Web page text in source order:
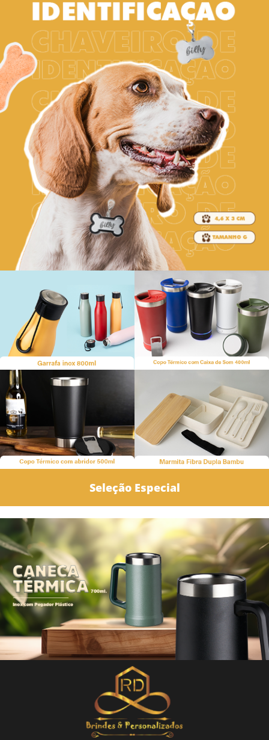
Seleção Especial